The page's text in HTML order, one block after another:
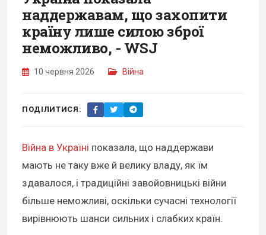
наддержавам, що захопити
країну лише силою зброї
неможливо, - WSJ
10 червня 2026 Війна
ПОДІЛИТИСЯ:
Війна в Україні показала, що наддержави
мають не таку вже й велику владу, як їм
здавалося, і традиційні завойовницькі війни
більше неможливі, оскільки сучасні технології
вирівнюють шанси сильних і слабких країн.